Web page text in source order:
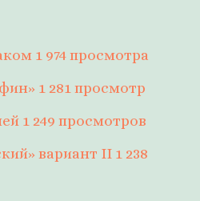
1 974 просмотра
1 281 просмотр
1 249 просмотров
вариант II 1 238